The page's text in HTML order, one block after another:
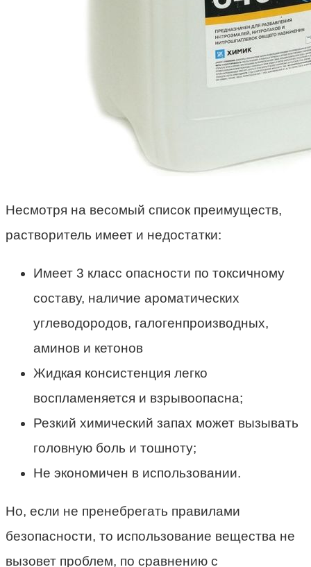
Несмотря на весомый список преимуществ,
растворитель имеет и недостатки:
Имеет 3 класс опасности по токсичному
составу, наличие ароматических
углеводородов, галогенпроизводных,
аминов и кетонов
Жидкая консистенция легко
воспламеняется и взрывоопасна;
Резкий химический запах может вызывать
головную боль и тошноту;
Не экономичен в использовании.
Но, если не пренебрегать правилами
безопасности, то использование вещества не
вызовет проблем, по сравнению с